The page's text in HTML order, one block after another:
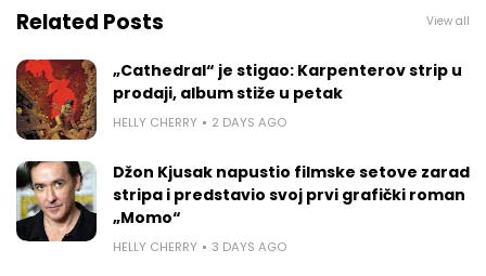
Related Posts View all
„Cathedral“ je stigao: Karpenterov strip u
prodaji, album stiže u petak
HELLY CHERRY 2 DAYS AGO
Džon Kjusak napustio filmske setove zarad
stripa i predstavio svoj prvi grafički roman
„Momo“
HELLY CHERRY 3 DAYS AGO